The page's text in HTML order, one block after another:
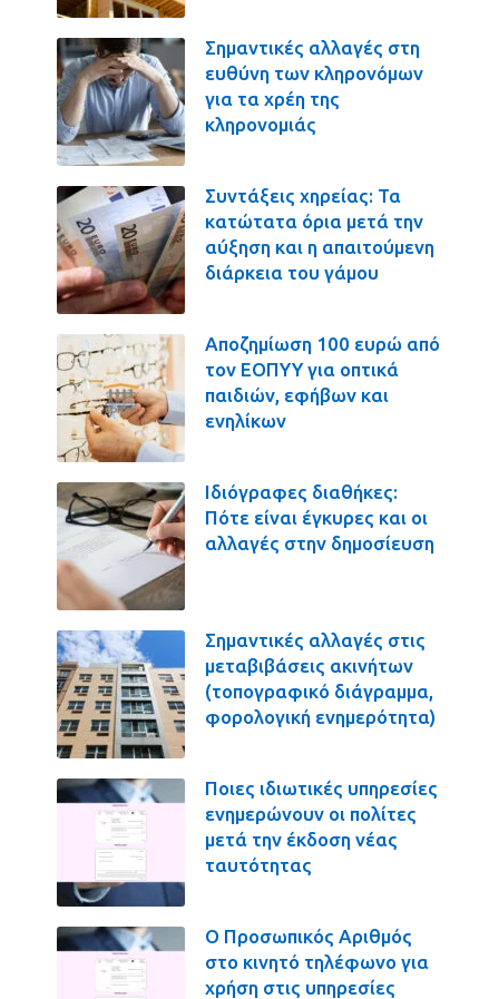
Σημαντικές αλλαγές στη
ευθύνη των κληρονόμων
για τα χρέη της
κληρονομιάς
Συντάξεις χηρείας: Τα
κατώτατα όρια μετά την
αύξηση και η απαιτούμενη
διάρκεια του γάμου
Αποζημίωση 100 ευρώ από
τον ΕΟΠΥΥ για οπτικά
παιδιών, εφήβων και
ενηλίκων
Ιδιόγραφες διαθήκες:
Πότε είναι έγκυρες και οι
αλλαγές στην δημοσίευση
Σημαντικές αλλαγές στις
μεταβιβάσεις ακινήτων
(τοπογραφικό διάγραμμα,
φορολογική ενημερότητα)
Ποιες ιδιωτικές υπηρεσίες
ενημερώνουν οι πολίτες
μετά την έκδοση νέας
ταυτότητας
Ο Προσωπικός Αριθμός
στο κινητό τηλέφωνο για
χρήση στις υπηρεσίες